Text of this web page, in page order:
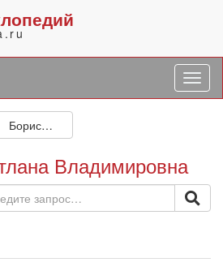
Борисова Светлана Владимировна
Владимировна